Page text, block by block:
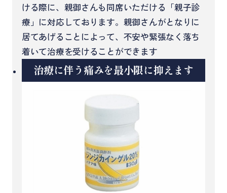
ける際に、親御さんも同席いただける「親子診
療」に対応しております。親御さんがとなりに
居てあげることによって、不安や緊張なく落ち
着いて治療を受けることができます
治療に伴う痛みを最小限に抑えます